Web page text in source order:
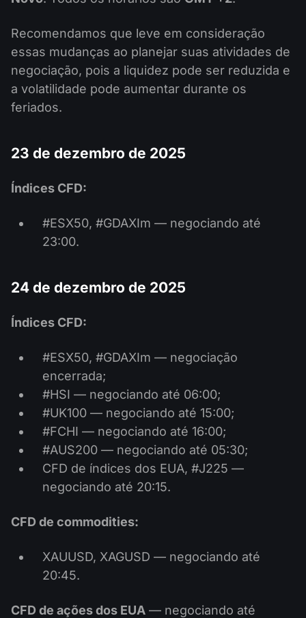
Recomendamos que leve em consideração
essas mudanças ao planejar suas atividades de
negociação, pois a liquidez pode ser reduzida e
a volatilidade pode aumentar durante os
feriados.
23 de dezembro de 2025
Índices CFD:
#ESX50, #GDAXIm — negociando até
23:00.
24 de dezembro de 2025
Índices CFD:
#ESX50, #GDAXIm — negociação
encerrada;
#HSI — negociando até 06:00;
#UK100 — negociando até 15:00;
#FCHI — negociando até 16:00;
#AUS200 — negociando até 05:30;
CFD de índices dos EUA, #J225 —
negociando até 20:15.
CFD de commodities:
XAUUSD, XAGUSD — negociando até
20:45.
CFD de ações dos EUA — negociando até